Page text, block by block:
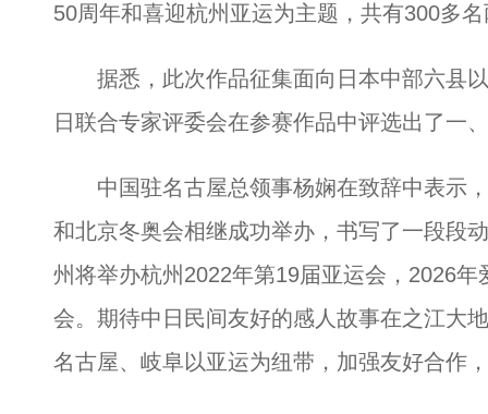
50周年和喜迎杭州亚运为主题，共有300多
据悉，此次作品征集面向日本中部六县以
日联合专家评委会在参赛作品中评选出了一
中国驻名古屋总领事杨娴在致辞中表示，
和北京冬奥会相继成功举办，书写了一段段
州将举办杭州2022年第19届亚运会，2026
会。期待中日民间友好的感人故事在之江大
名古屋、岐阜以亚运为纽带，加强友好合作